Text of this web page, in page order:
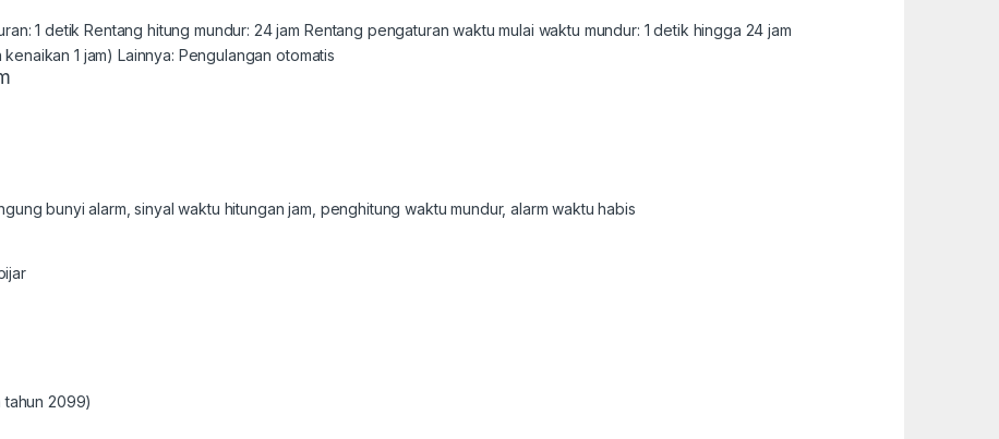
1 detik Rentang hitung mundur: 24 jam Rentang pengaturan waktu mulai waktu mundur: 1 detik hingga 24 jam
1 jam) Lainnya: Pengulangan otomatis
bunyi alarm, sinyal waktu hitungan jam, penghitung waktu mundur, alarm waktu habis
2099)